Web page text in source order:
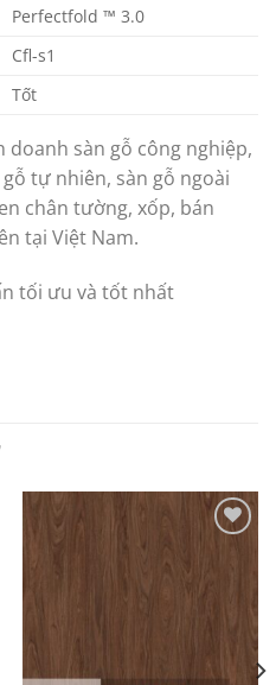
Perfectfold ™ 3.0
Cfl-s1
Tốt
doanh sàn gỗ công nghiệp,
tự nhiên, sàn gỗ ngoài
chân tường, xốp, bán
tại Việt Nam.
tối ưu và tốt nhất
Add to
wishlist